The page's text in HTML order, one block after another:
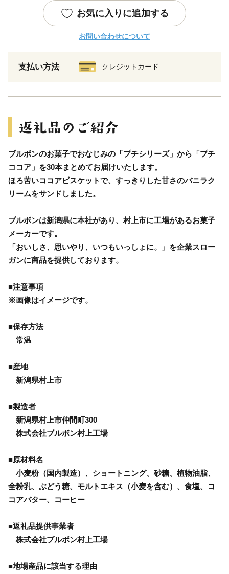
お気に入りに追加する
お問い合わせについて
支払い方法 クレジットカード
ブルボンのお菓子でおなじみの「プチシリーズ」から「プチ
ココア」を30本まとめてお届けいたします。
ほろ苦いココアビスケットで、すっきりした甘さのバニラク
リームをサンドしました。
ブルボンは新潟県に本社があり、村上市に工場があるお菓子
メーカーです。
「おいしさ、思いやり、いつもいっしょに。」を企業スロー
ガンに商品を提供しております。
■注意事項
※画像はイメージです。
■保存方法
常温
■産地
新潟県村上市
■製造者
新潟県村上市仲間町300
株式会社ブルボン村上工場
■原材料名
小麦粉（国内製造）、ショートニング、砂糖、植物油脂、
全粉乳、ぶどう糖、モルトエキス（小麦を含む）、食塩、コ
コアバター、コーヒー
■返礼品提供事業者
株式会社ブルボン村上工場
■地場産品に該当する理由